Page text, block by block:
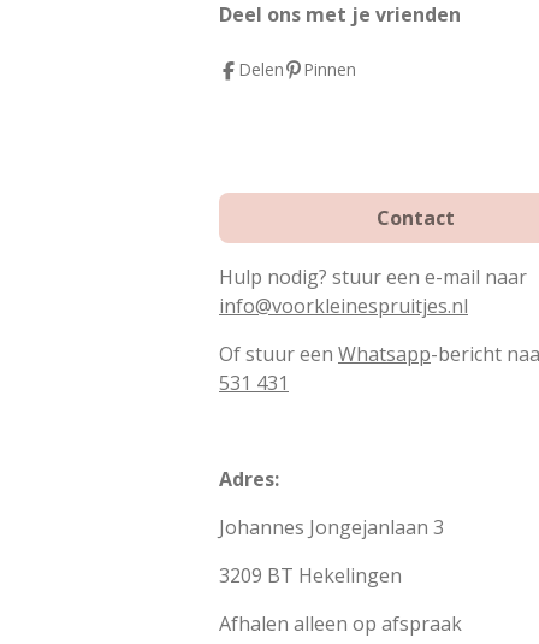
o
k
e
Deel ons met je vrienden
Delen Pinnen
Contact
Hulp nodig? stuur een e-mail naar
info@voorkleinespruitjes.nl
Of stuur een Whatsapp-bericht
531 431
Adres:
Johannes Jongejanlaan 3
3209 BT Hekelingen
Afhalen alleen op afspraak